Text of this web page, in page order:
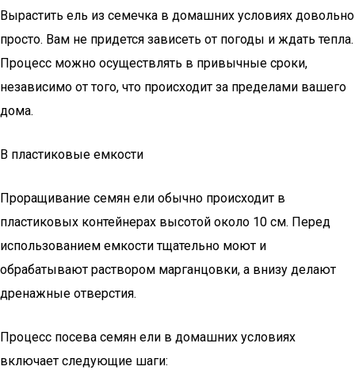
Вырастить ель из семечка в домашних условиях довольно
просто. Вам не придется зависеть от погоды и ждать тепла.
Процесс можно осуществлять в привычные сроки,
независимо от того, что происходит за пределами вашего
дома.
В пластиковые емкости
Проращивание семян ели обычно происходит в
пластиковых контейнерах высотой около 10 см. Перед
использованием емкости тщательно моют и
обрабатывают раствором марганцовки, а внизу делают
дренажные отверстия.
Процесс посева семян ели в домашних условиях
включает следующие шаги: